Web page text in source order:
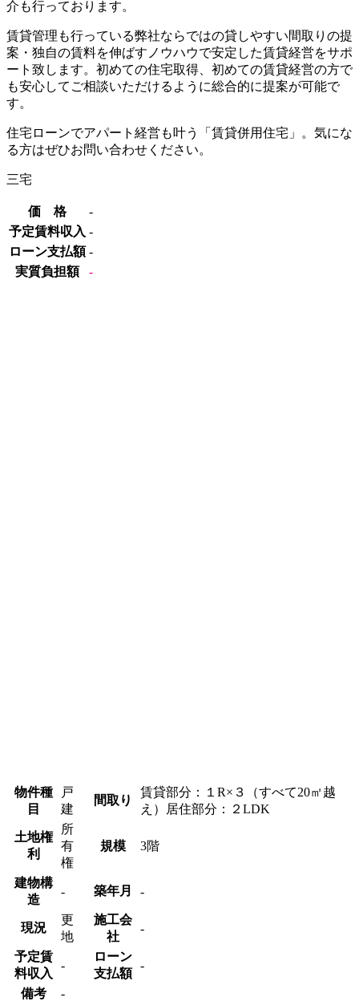
介も行っております。
賃貸管理も行っている弊社ならではの貸しやすい間取りの提
案・独自の賃料を伸ばすノウハウで安定した賃貸経営をサポ
ート致します。初めての住宅取得、初めての賃貸経営の方で
も安心してご相談いただけるように総合的に提案が可能で
す。
住宅ローンでアパート経営も叶う「賃貸併用住宅」。気にな
る方はぜひお問い合わせください。
三宅
価 格
‐
予定賃料収入 ‐
ローン支払額 ‐
実質負担額
‐
物件種
目
戸
建
間取り
賃貸部分：１R×３（すべて20㎡越
え）居住部分：２LDK
土地権
利
所
有
権
規模 3階
建物構
造
- 築年月 -
現況
更
地
施工会
社
-
予定賃
料収入
‐
ローン
支払額
‐
備考 -